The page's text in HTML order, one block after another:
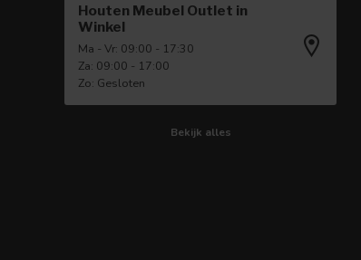
Houten Meubel Outlet in
Winkel
Ma - Vr: 09:00 - 17:30
Za: 09:00 - 17:00
Zo: Gesloten
Bekijk alles